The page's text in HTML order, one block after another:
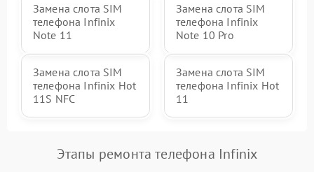
Замена слота SIM
телефона Infinix
Note 11
Замена слота SIM
телефона Infinix
Note 10 Pro
Замена слота SIM
телефона Infinix Hot
11S NFC
Замена слота SIM
телефона Infinix Hot
11
Этапы ремонта телефона Infinix